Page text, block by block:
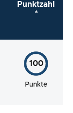
Punktzahl
*
100
Punkte